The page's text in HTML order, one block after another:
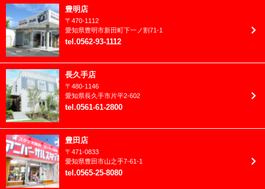
2023年3月
2023年2月
2023年1月
2022年12月
2022年11月
2022年10月
2022年9月
2022年8月
2022年7月
卒業袴(大学/専門)
卒業袴(小学生)
和装
家族愛
成人振袖
洋装
男性成人(紋付)
豊明店
〒 470-1112
愛知県豊明市新田町下一ノ割71-1
tel .0562-93-1112
長久手店
〒 480-1146
愛知県長久手市片平2-602
tel .0561-61-2800
豊田店
〒 471-0833
愛知県豊田市山之手7-61-1
tel .0565-25-8080